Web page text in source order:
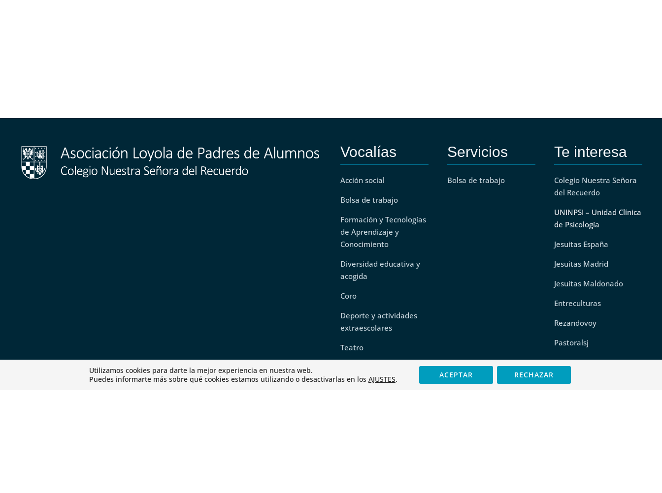
Vocalías
Acción social
Bolsa de trabajo
Formación y Tecnologías
de Aprendizaje y
Conocimiento
Diversidad educativa y
acogida
Coro
Deporte y actividades
extraescolares
Teatro
Servicios
Bolsa de trabajo
Te interesa
Colegio Nuestra Señora
del Recuerdo
UNINPSI – Unidad Clínica
de Psicología
Jesuitas España
Jesuitas Madrid
Jesuitas Maldonado
Entreculturas
Rezandovoy
Pastoralsj
CVX
Comunidad Cristina
Utilizamos cookies para darte la mejor experiencia en nuestra web.
Puedes informarte más sobre qué cookies estamos utilizando o desactivarlas en los AJUSTES. ACEPTAR RECHAZAR